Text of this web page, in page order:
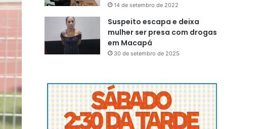
14 de setembro de 2022
Suspeito escapa e deixa
mulher ser presa com drogas
em Macapá
30 de setembro de 2025